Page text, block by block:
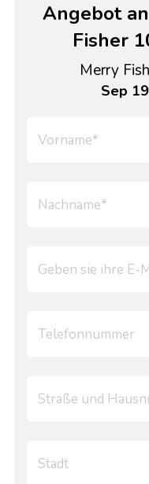
Angebot
Fisher
Merry
Sep